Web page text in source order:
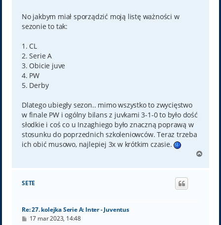
t
No jakbym miał sporządzić moją listę ważności w
sezonie to tak:
1. CL
2. Serie A
3. Obicie juve
4. PW
5. Derby
Dlatego ubiegły sezon.. mimo wszystko to zwycięstwo
w finale PW i ogólny bilans z juvkami 3-1-0 to było dość
słodkie i coś co u Inzaghiego było znaczną poprawą w
stosunku do poprzednich szkoleniowców. Teraz trzeba
ich obić musowo, najlepiej 3x w krótkim czasie.
g
SETE
Re: 27. kolejka Serie A: Inter - Juventus
P17 mar 2023, 14:48